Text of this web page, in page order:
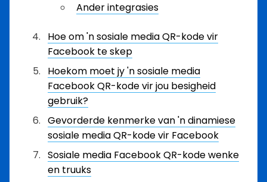
Ander integrasies
Hoe om 'n sosiale media QR-kode vir
Facebook te skep
Hoekom moet jy 'n sosiale media
Facebook QR-kode vir jou besigheid
gebruik?
Gevorderde kenmerke van 'n dinamiese
sosiale media QR-kode vir Facebook
Sosiale media Facebook QR-kode wenke
en truuks